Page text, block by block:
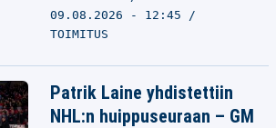
09.08.2026 - 12:45
TOIMITUS
Patrik Laine yhdistettiin
NHL:n huippuseuraan – GM